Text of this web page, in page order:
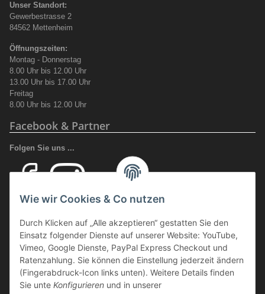
Unser Standort:
Gewerbestrasse 2
84562 Mettenheim
Öffnungszeiten:
Montag - Donnerstag
8.00 Uhr bis 12.00 Uhr
13.00 Uhr bis 17.00 Uhr
Freitag
8.00 Uhr bis 12.00 Uhr
Facebook & Partner
Folgen Sie uns ...
und Arbeitsschutz.
Wir führen eine große Auswahl an qualitativ hochwertigen Arbeits- und
Sicherheitsschuhen. Unter anderemSCHÜTZE SCHUHE, SOLID
GEAR
oder auch GIASCO.
Wie wir Cookies & Co nutzen
Durch Klicken auf „Alle akzeptieren“ gestatten Sie den
Einsatz folgender Dienste auf unserer Website: YouTube,
Vimeo, Google Dienste, PayPal Express Checkout und
Ratenzahlung. Sie können die Einstellung jederzeit ändern
(Fingerabdruck-Icon links unten). Weitere Details finden
Sie unte Konfigurieren und in unserer